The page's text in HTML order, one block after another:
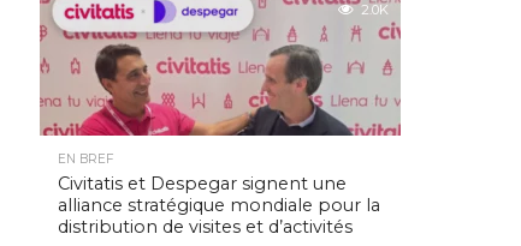
2.0K
EN BREF
Civitatis et Despegar signent une
alliance stratégique mondiale pour la
distribution de visites et d’activités